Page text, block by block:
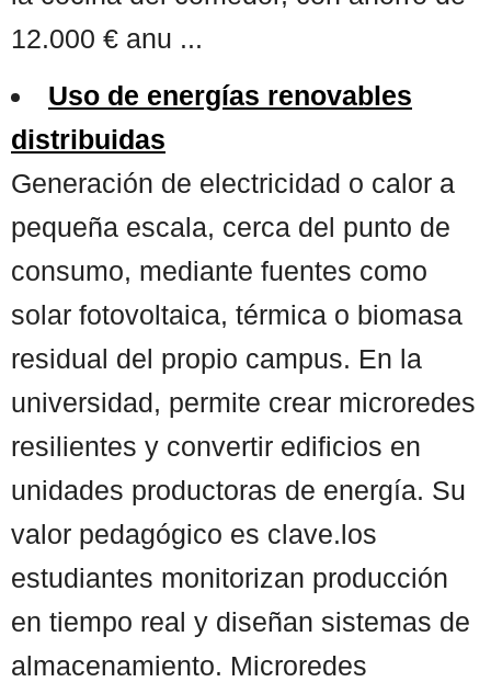
12.000 € anu ...
Uso de energías renovables
distribuidas
Generación de electricidad o calor a
pequeña escala, cerca del punto de
consumo, mediante fuentes como
solar fotovoltaica, térmica o biomasa
residual del propio campus. En la
universidad, permite crear microredes
resilientes y convertir edificios en
unidades productoras de energía. Su
valor pedagógico es clave.los
estudiantes monitorizan producción
en tiempo real y diseñan sistemas de
almacenamiento. Microredes